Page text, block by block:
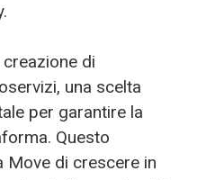
di
una scelta
per garantire la
Questo
Move di crescere in